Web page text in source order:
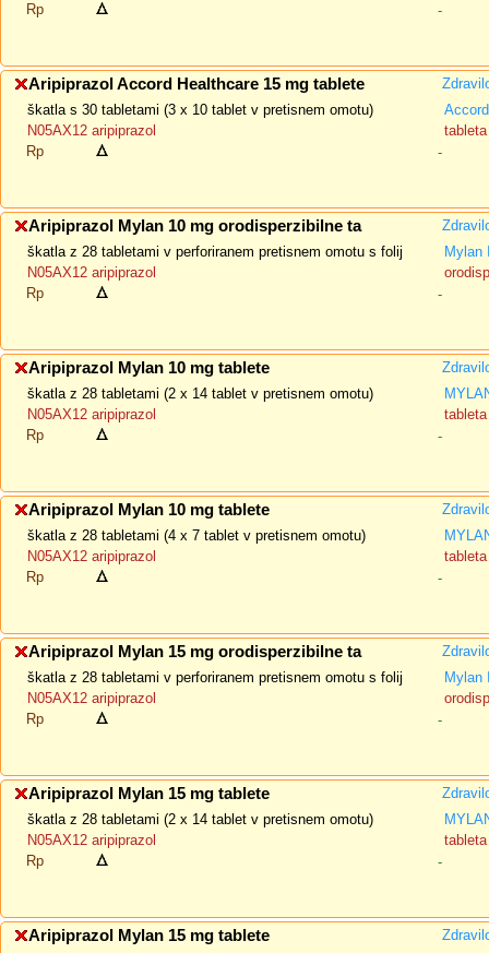
Rp
-
Aripiprazol Accord Healthcare 15 mg tablete
škatla s 30 tabletami (3 x 10 tablet v pretisnem omotu)
N05AX12 aripiprazol
tableta
Rp
-
Aripiprazol Mylan 10 mg orodisperzibilne ta
škatla z 28 tabletami v perforiranem pretisnem omotu s folij
Mylan
N05AX12 aripiprazol
Rp
-
Aripiprazol Mylan 10 mg tablete
škatla z 28 tabletami (2 x 14 tablet v pretisnem omotu)
N05AX12 aripiprazol
tableta
Rp
-
Aripiprazol Mylan 10 mg tablete
škatla z 28 tabletami (4 x 7 tablet v pretisnem omotu)
N05AX12 aripiprazol
tableta
Rp
-
Aripiprazol Mylan 15 mg orodisperzibilne ta
škatla z 28 tabletami v perforiranem pretisnem omotu s folij
Mylan
N05AX12 aripiprazol
Rp
-
Aripiprazol Mylan 15 mg tablete
škatla z 28 tabletami (2 x 14 tablet v pretisnem omotu)
N05AX12 aripiprazol
tableta
Rp
-
Aripiprazol Mylan 15 mg tablete